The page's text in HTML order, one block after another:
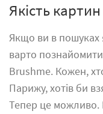
Якість
Якщо ви в пошуках
варто
Brushme. Кожен,
Парижу, хотів би
Тепер це можливо.